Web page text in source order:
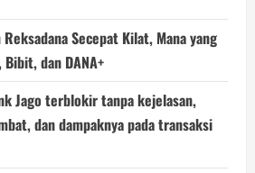
Secepat Kilat, Mana yang
dan DANA+
Jago terblokir tanpa kejelasan,
dan dampaknya pada transaksi